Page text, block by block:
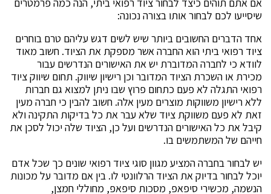
אם אתם תוהים כיצד לבחור ציוד רפואי ביתי, הנה כמה פרמטרים
שיסייעו לכם לבחור אותו בצורה נכונה:
אחד הדברים החשובים ביותר שיש לשים דגש עליהם טרם בוחרים
ציוד רפואי ביתי הוא החברה אשר מספקת את הציוד. חשוב מאוד
לוודא כי לחברה המדוברת יש את האישורים הנדרשים עבור
מכירת או השכרת הציוד המדובר וכן רישיון שיווק. תחום שיווק ציוד
רפואי התגלה לא פעם כתחום פרוץ שבו ניתן למצוא גם חברות
ללא רישיון משווקות מוצרים מעין אלה. חשוב להבין כי חברה מעין
זאת לא פעם משווקת ציוד שלא עבר את כל בדיקות התקינה ולא
קיבל את כל האישורים הנדרשים ועל כן, הציוד שלה יכול לסכן את
חייהם של המשתמשים בו.
יש לבחור בחברה המציע מגוון סוגי ציוד רפואי שונים כך שכל אדם
יוכל לבחור בדיוק את הציוד הרלוונטי לו. בין אם מדובר על מכונות
הנשמה, מכשירי סיפאפ, מסכות סיפאפ, מחוללי חמצן,